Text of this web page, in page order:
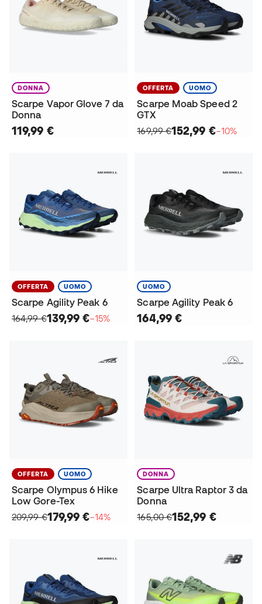
DONNA
Scarpe Vapor Glove 7 da
Donna
119,99 €
OFFERTA UOMO
Scarpe Moab Speed 2
GTX
169,99 €152,99 €−10%
OFFERTA UOMO
Scarpe Agility Peak 6
164,99 €139,99 €−15%
UOMO
Scarpe Agility Peak 6
164,99 €
OFFERTA UOMO
Scarpe Olympus 6 Hike
Low Gore-Tex
209,99 €179,99 €−14%
DONNA
Scarpe Ultra Raptor 3 da
Donna
165,00 €152,99 €